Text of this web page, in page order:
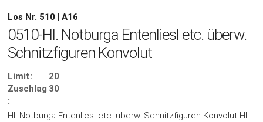
Los Nr. 510 | A16
0510-Hl. Notburga Entenliesl etc. überw.
Schnitzfiguren Konvolut
Limit:
20
Zuschlag
:
30
Hl. Notburga Entenliesl etc. überw. Schnitzfiguren Konvolut Hl.